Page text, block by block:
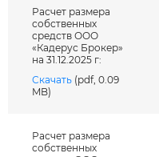
Расчет размера
собственных
средств ООО
«Кадерус Брокер»
на 31.12.2025 г:
Скачать (pdf, 0.09
MB)
Расчет размера
собственных